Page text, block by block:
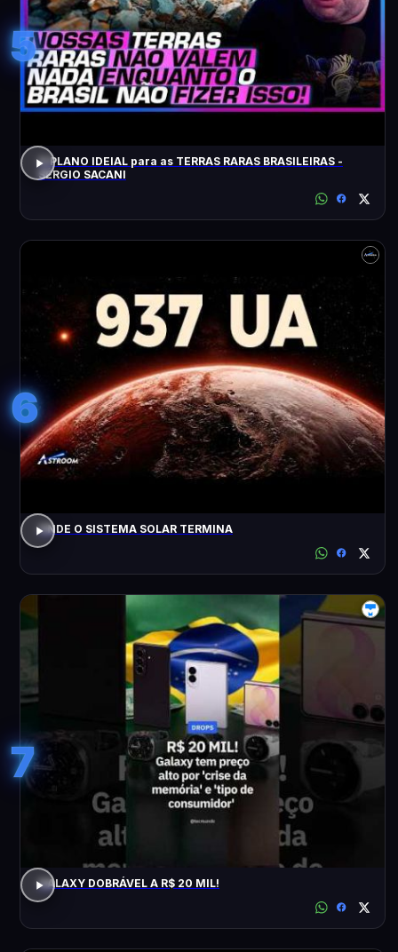
5
O PLANO IDEIAL para as TERRAS RARAS BRASILEIRAS -
SÉRGIO SACANI
6
ONDE O SISTEMA SOLAR TERMINA
7
GALAXY DOBRÁVEL A R$ 20 MIL!